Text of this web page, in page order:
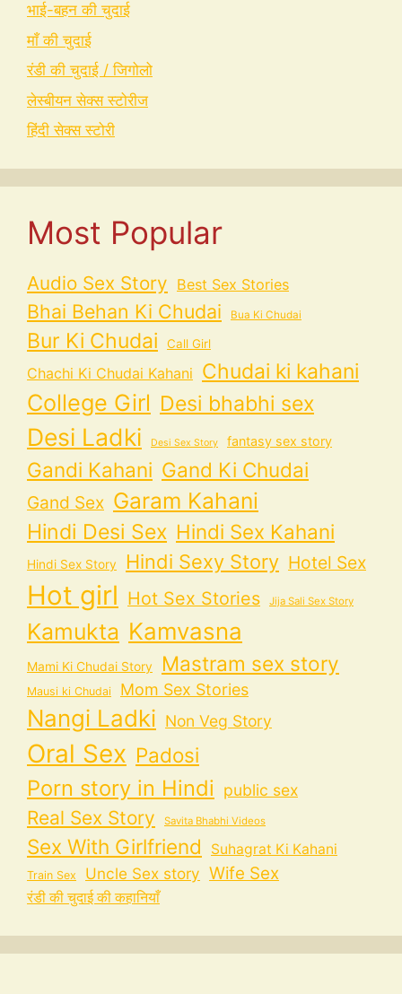
भाई-बहन की चुदाई
माँ की चुदाई
रंडी की चुदाई / जिगोलो
लेस्बीयन सेक्स स्टोरीज
हिंदी सेक्स स्टोरी
Most Popular
Audio Sex Story Best Sex Stories
Bhai Behan Ki Chudai Bua Ki Chudai
Bur Ki Chudai Call Girl
Chachi Ki Chudai Kahani Chudai ki kahani
College Girl Desi bhabhi sex
Desi Ladki Desi Sex Story fantasy sex story
Gandi Kahani Gand Ki Chudai
Gand Sex Garam Kahani
Hindi Desi Sex Hindi Sex Kahani
Hindi Sex Story Hindi Sexy Story Hotel Sex
Hot girl Hot Sex Stories Jija Sali Sex Story
Kamukta Kamvasna
Mami Ki Chudai Story Mastram sex story
Mausi ki Chudai Mom Sex Stories
Nangi Ladki Non Veg Story
Oral Sex Padosi
Porn story in Hindi public sex
Real Sex Story Savita Bhabhi Videos
Sex With Girlfriend Suhagrat Ki Kahani
Train Sex Uncle Sex story Wife Sex
रंडी की चुदाई की कहानियाँ